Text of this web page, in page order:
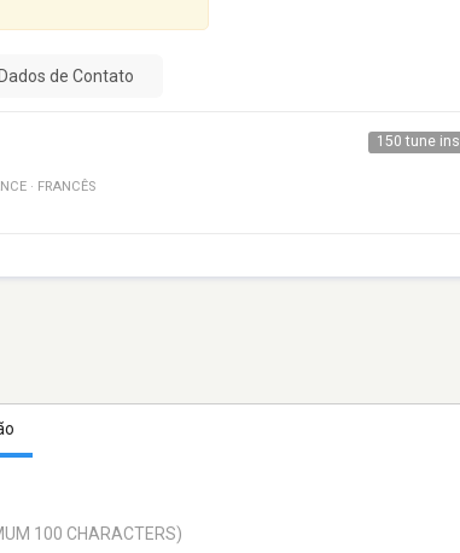
Dados de Contato
150 tune ins
· FRANCÊS